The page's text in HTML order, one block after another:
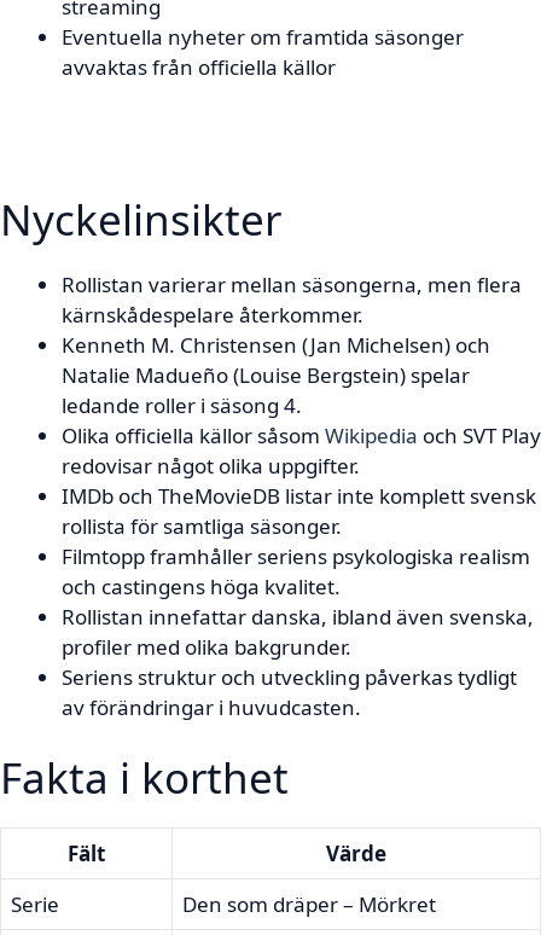
streaming
Eventuella nyheter om framtida säsonger
avvaktas från officiella källor
Nyckelinsikter
Rollistan varierar mellan säsongerna, men flera
kärnskådespelare återkommer.
Kenneth M. Christensen (Jan Michelsen) och
Natalie Madueño (Louise Bergstein) spelar
ledande roller i säsong 4.
Olika officiella källor såsom Wikipedia och SVT Play
redovisar något olika uppgifter.
IMDb och TheMovieDB listar inte komplett svensk
rollista för samtliga säsonger.
Filmtopp framhåller seriens psykologiska realism
och castingens höga kvalitet.
Rollistan innefattar danska, ibland även svenska,
profiler med olika bakgrunder.
Seriens struktur och utveckling påverkas tydligt
av förändringar i huvudcasten.
Fakta i korthet
Fält
Värde
Serie
Den som dräper – Mörkret